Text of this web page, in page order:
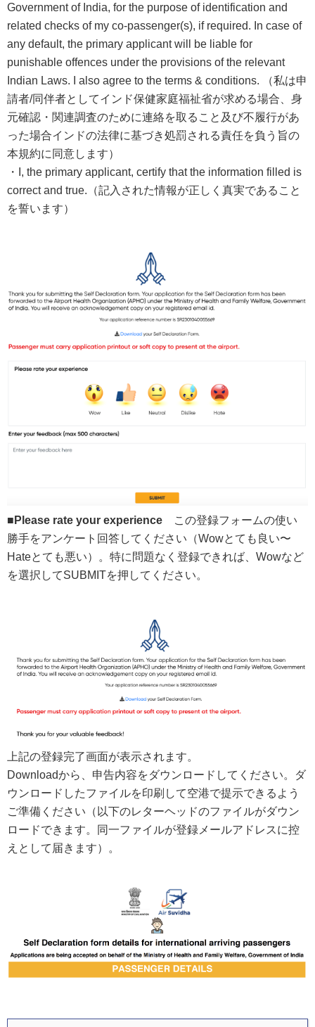
Government of India, for the purpose of identification and
related checks of my co-passenger(s), if required. In case of
any default, the primary applicant will be liable for
punishable offences under the provisions of the relevant
Indian Laws. I also agree to the terms & conditions. （私は申
請者/同伴者としてインド保健家庭福祉省が求める場合、身
元確認・関連調査のために連絡を取ること及び不履行があ
った場合インドの法律に基づき処罰される責任を負う旨の
本規約に同意します）
・I, the primary applicant, certify that the information filled is
correct and true.（記入された情報が正しく真実であること
を誓います）
■Please rate your experience この登録フォームの使い
勝手をアンケート回答してください（Wowとても良い〜
Hateとても悪い）。特に問題なく登録できれば、Wowなど
を選択してSUBMITを押してください。
上記の登録完了画面が表示されます。
Downloadから、申告内容をダウンロードしてください。ダ
ウンロードしたファイルを印刷して空港で提示できるよう
ご準備ください（以下のレターヘッドのファイルがダウン
ロードできます。同一ファイルが登録メールアドレスに控
えとして届きます）。